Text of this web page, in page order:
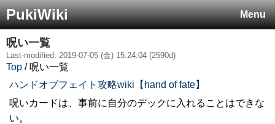
Menu
PukiWiki
呪い一覧
Last-modified: 2019-07-05 (金) 15:24:04 (2590d)
Top / 呪い一覧
ハンドオブフェイト攻略wiki【hand of fate】
呪いカードは、事前に自分のデックに入れることはできな
い。